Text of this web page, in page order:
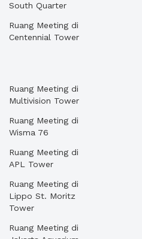
South Quarter
Ruang Meeting di
Centennial Tower
Ruang Meeting di
Multivision Tower
Ruang Meeting di
Wisma 76
Ruang Meeting di
APL Tower
Ruang Meeting di
Lippo St. Moritz
Tower
Ruang Meeting di